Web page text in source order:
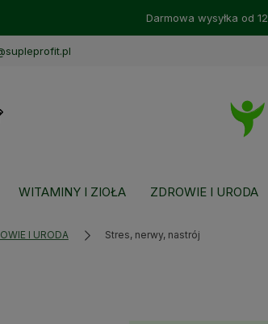
Darmowa wysyłka od
WITAMINY I ZIOŁA ZDROWIE I URODA
I URODA Stres, nerwy, nastrój